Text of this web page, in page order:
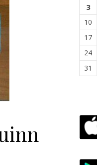
3
10
17
24
31